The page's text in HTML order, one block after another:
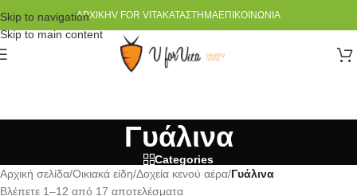
Skip to navigation
Skip to main content
ΑΡΧΙΚΉV FOR VITAΚΑΤΆΣΤΗΜΑΕΠΙΚΟΙΝΩΝΊΑ
Γυάλινα
Categories
Αρχική σελίδα/Οικιακά είδη/Δοχεία κενού αέρα/Γυάλινα
Βλέπετε 1–12 από 17 αποτελέσματα